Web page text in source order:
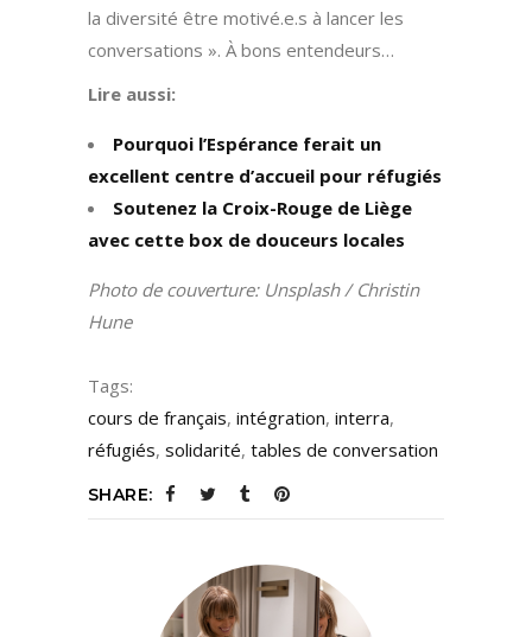
la diversité être motivé.e.s à lancer les
conversations ». À bons entendeurs…
Lire aussi:
Pourquoi l’Espérance ferait un
excellent centre d’accueil pour réfugiés
Soutenez la Croix-Rouge de Liège
avec cette box de douceurs locales
Photo de couverture: Unsplash / Christin
Hune
Tags:
cours de français, intégration, interra,
réfugiés, solidarité, tables de conversation
SHARE: